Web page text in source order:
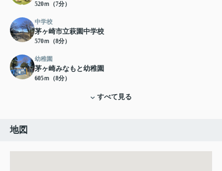
520ｍ（7分）
中学校
茅ヶ崎市立萩園中学校
570ｍ（8分）
幼稚園
茅ヶ崎みなもと幼稚園
605ｍ（8分）
すべて見る
地図